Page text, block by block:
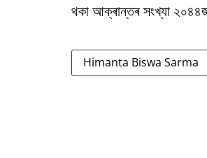
থকা আক্ৰান্তৰ সংখ্যা
Himanta Biswa Sarma